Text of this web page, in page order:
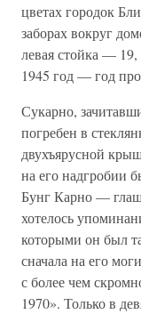
цветах городок
заборах вокруг
левая стойка —
1945 год — год
Сукарно,
погребен в
двухъярусной
на его надгробии
Бунг Карно —
хотелось
которыми он был
сначала на его
с более чем
1970». Только в